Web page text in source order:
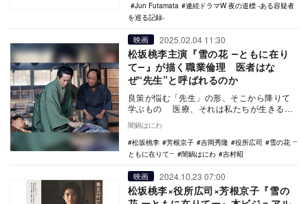
Jun Futamata
連続ドラマW 夜の道標 -ある容疑者
を巡る記録-
映画 2025.02.04 11:30
松坂桃李主演『雪の花 ―ともに在り
て―』が描く職業倫理 医者はな
ぜ“先生”と呼ばれるのか
良策が悩む「先生」の形、そこから降りて
学ぶもの 医療、それは私たちが生きる上
た様々…
闇鍋はにわ
松坂桃李
芳根京子 吉岡秀隆 役所広司
雪の花 ―
ともに在りて―
闇鍋はにわ 吉村昭
映画 2024.10.23 07:00
松坂桃李×役所広司×芳根京子『雪の